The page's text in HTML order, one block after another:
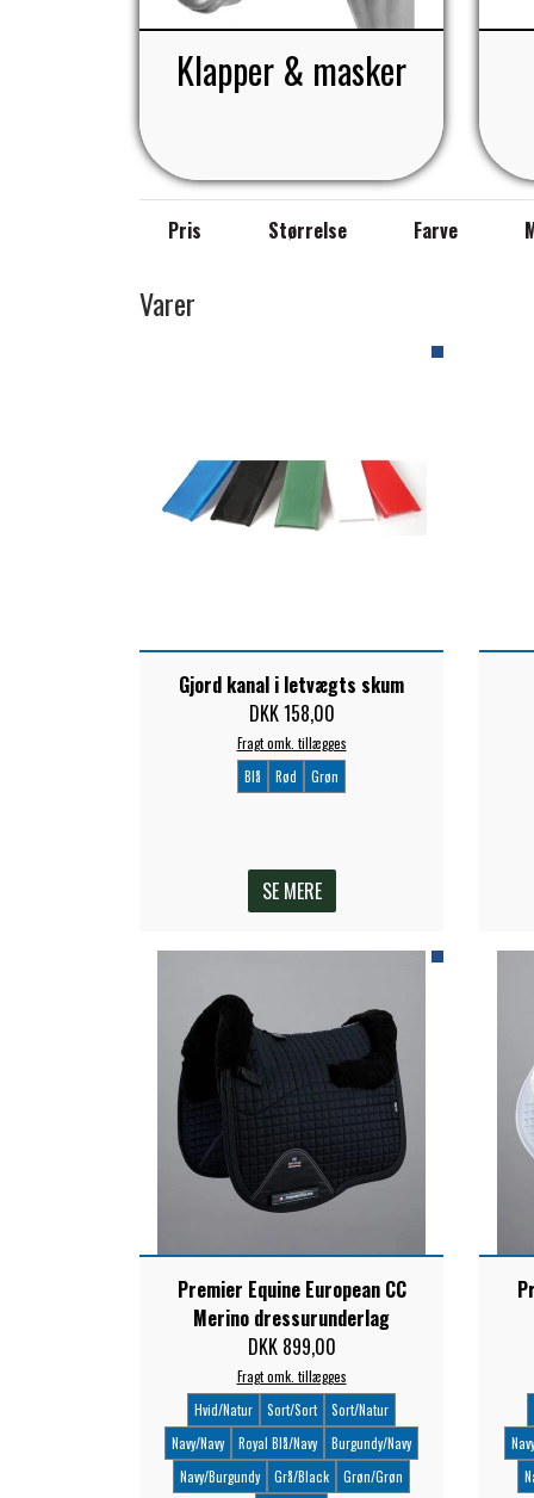
Klapper & masker
Pris Størrelse Farve
Varer
Gjord kanal i letvægts skum
DKK 158,00
Fragt omk. tillægges
Blå
Rød Grøn
SE MERE
Premier Equine European CC
Merino dressurunderlag
DKK 899,00
Fragt omk. tillægges
Hvid/Natur
Sort/Sort
Sort/Natur
Navy/Navy
Royal Blå/Navy
Burgundy/Navy
Navy/Burgundy
Grå/Black
Grøn/Grøn